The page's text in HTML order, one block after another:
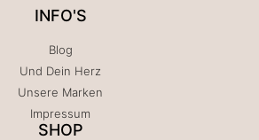
INFO'S
Blog
Und Dein Herz
Unsere Marken
Impressum
SHOP